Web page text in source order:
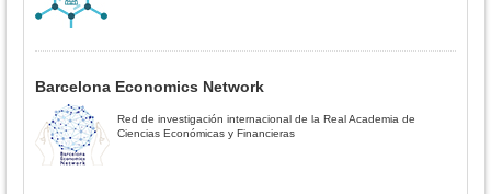
Barcelona Economics Network
Red de investigación internacional de la Real Academia de
Ciencias Económicas y Financieras